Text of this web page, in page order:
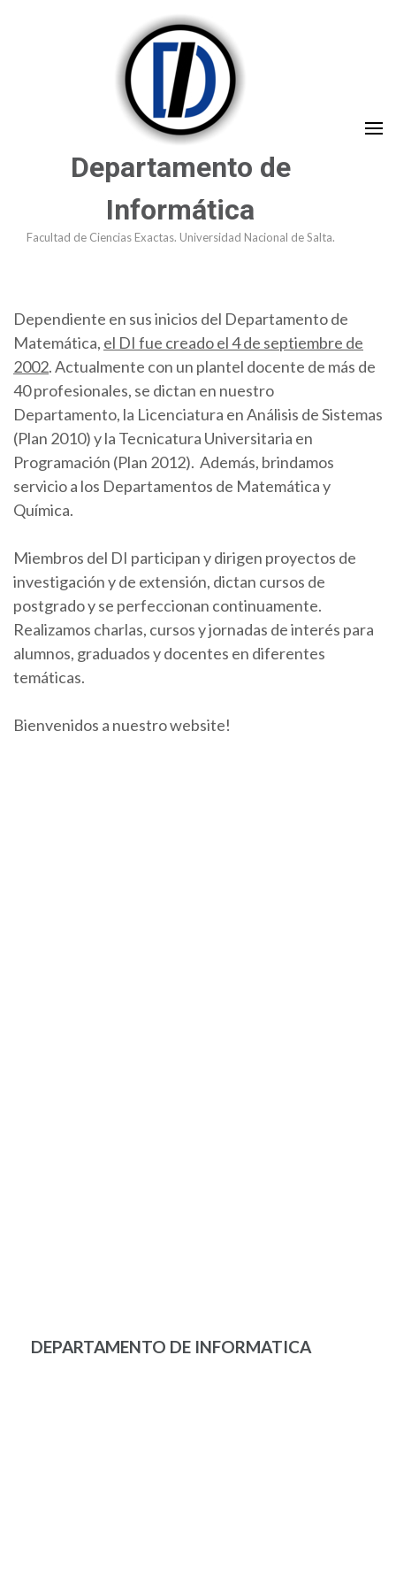
Departamento de
Informática
Facultad de Ciencias Exactas. Universidad Nacional de Salta.
Dependiente en sus inicios del Departamento de
Matemática, el DI fue creado el 4 de septiembre de
2002. Actualmente con un plantel docente de más de
40 profesionales, se dictan en nuestro
Departamento, la Licenciatura en Análisis de Sistemas
(Plan 2010) y la Tecnicatura Universitaria en
Programación (Plan 2012). Además, brindamos
servicio a los Departamentos de Matemática y
Química.
Miembros del DI participan y dirigen proyectos de
investigación y de extensión, dictan cursos de
postgrado y se perfeccionan continuamente.
Realizamos charlas, cursos y jornadas de interés para
alumnos, graduados y docentes en diferentes
temáticas.
Bienvenidos a nuestro website!
DEPARTAMENTO DE INFORMATICA